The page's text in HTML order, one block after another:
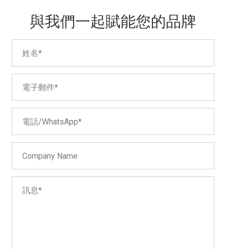
與我們一起賦能您的品牌